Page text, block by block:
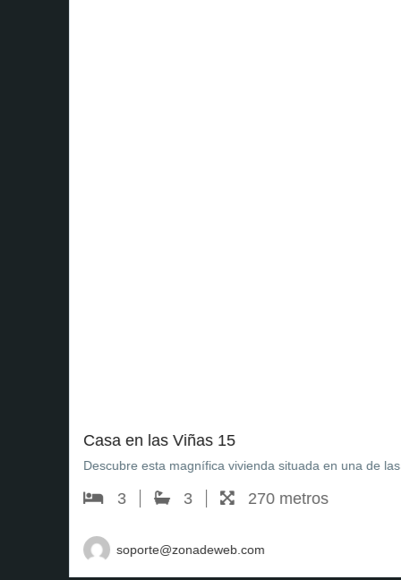
Casa en las Viñas 15
Descubre esta magnífica vivienda situada en una de las zonas
3 3 270 metros
soporte@zonadeweb.com